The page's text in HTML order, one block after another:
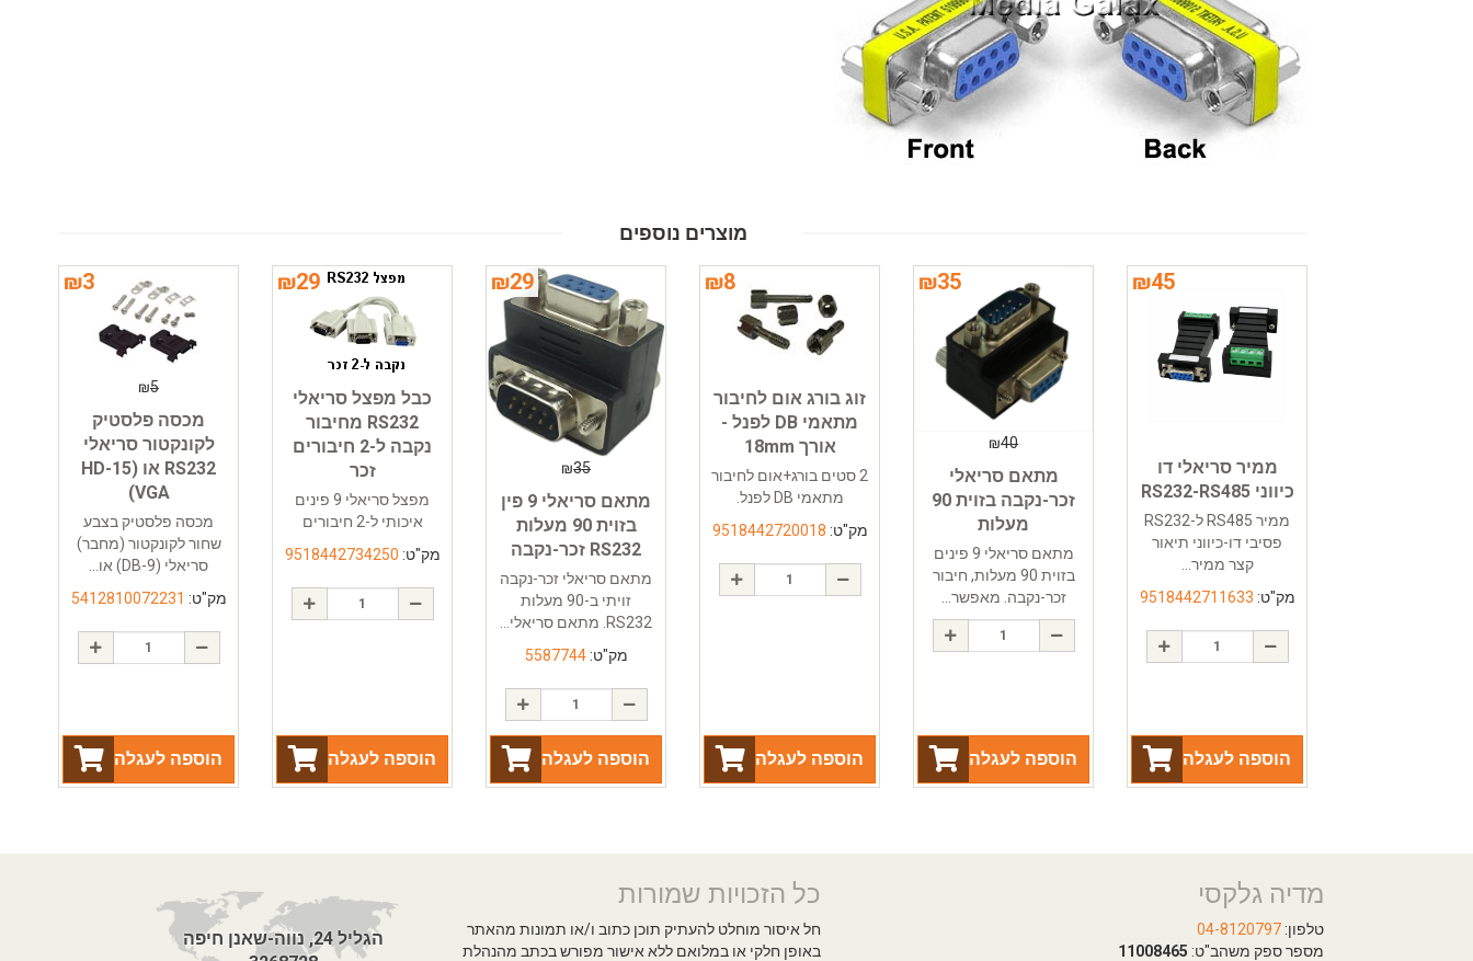
מוצרים נוספים
₪45
ממיר סריאלי דו
כיווני RS232-RS485
ממיר RS485 ל-RS232
פסיבי דו-כיווני תיאור
קצר ממיר...
מק"ט: 9518442711633
הוספה לעגלה
₪35
₪40
מתאם סריאלי
זכר-נקבה בזוית 90
מעלות
מתאם סריאלי 9 פינים
בזוית 90 מעלות, חיבור
זכר-נקבה. מאפשר...
הוספה לעגלה
₪8
זוג בורג אום לחיבור
מתאמי DB לפנל -
אורך 18mm
2 סטים בורג+אום לחיבור
מתאמי DB לפנל.
מק"ט: 9518442720018
הוספה לעגלה
₪29
₪35
מתאם סריאלי 9 פין
בזוית 90 מעלות
RS232 זכר-נקבה
מתאם סריאלי זכר-נקבה
זויתי ב-90 מעלות
RS232. מתאם סריאלי...
מק"ט:5587744
הוספה לעגלה
₪29
כבל מפצל סריאלי
RS232 מחיבור
נקבה ל-2 חיבורים
זכר
מפצל סריאלי 9 פינים
איכותי ל-2 חיבורים
מק"ט: 9518442734250
הוספה לעגלה
₪3
₪5
מכסה פלסטיק
לקונקטור סריאלי
RS232 או HD-15)
VGA)
מכסה פלסטיק בצבע
שחור לקונקטור (מחבר)
סריאלי (DB-9) או...
מק"ט: 5412810072231
הוספה לעגלה
מדיה גלקסי
טלפון: 04-8120797
מספר ספק משהב"ט: 11008465
כל הזכויות שמורות
חל איסור מוחלט להעתיק תוכן כתוב ו/או תמונות מהאתר
באופן חלקי או במלואם ללא אישור מפורש בכתב מהנהלת
הגליל 24, נווה-שאנן חיפה